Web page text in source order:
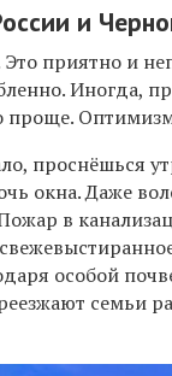
и
Это приятно и
Иногда,
проснёшься
окна. Даже
в
особой
семьи